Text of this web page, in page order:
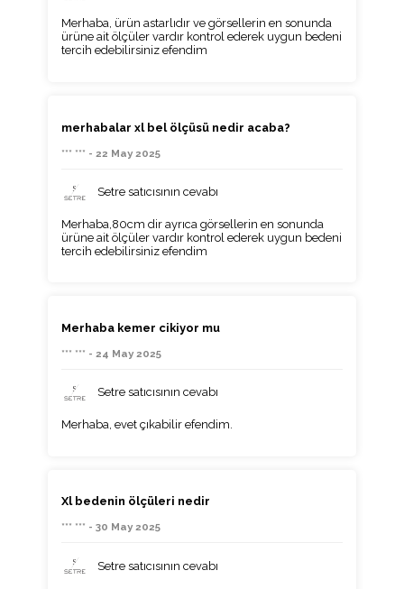
Merhaba, ürün astarlıdır ve görsellerin en sonunda
ürüne ait ölçüler vardır kontrol ederek uygun bedeni
tercih edebilirsiniz efendim
merhabalar xl bel ölçüsü nedir acaba?
*** *** - 22 May 2025
Setre satıcısının cevabı
Merhaba,80cm dir ayrıca görsellerin en sonunda
ürüne ait ölçüler vardır kontrol ederek uygun bedeni
tercih edebilirsiniz efendim
Merhaba kemer cikiyor mu
*** *** - 24 May 2025
Setre satıcısının cevabı
Merhaba, evet çıkabilir efendim.
Xl bedenin ölçüleri nedir
*** *** - 30 May 2025
Setre satıcısının cevabı